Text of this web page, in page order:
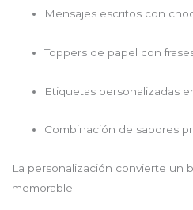
Mensajes escritos con
Toppers de papel con
Etiquetas personalizadas
Combinación de sabores
La personalización convierte un
memorable.